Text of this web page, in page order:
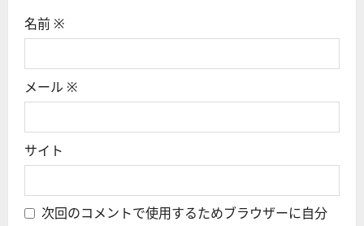
名前 ※
メール ※
サイト
次回のコメントで使用するためブラウザーに自分